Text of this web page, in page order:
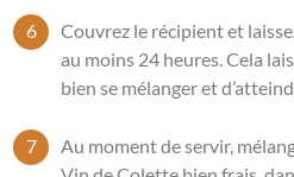
Couvrez le récipient et
au moins 24 heures. Cela
bien se mélanger et
Au moment de servir,